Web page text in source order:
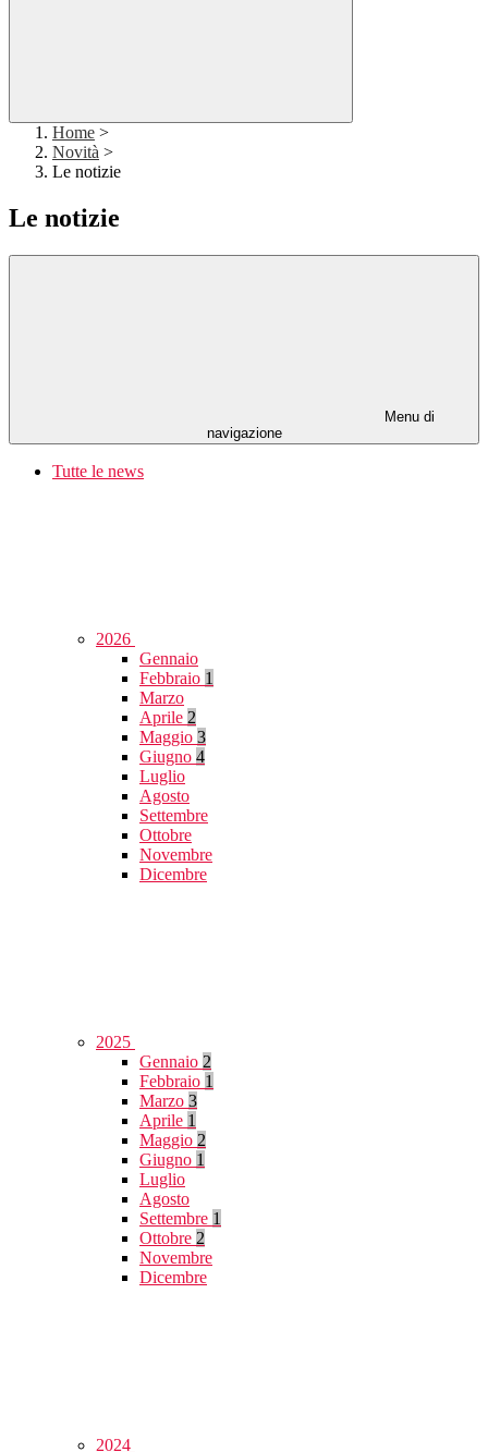
Home >
Novità >
Le notizie
Le notizie
Menu di
navigazione
Tutte le news
2026
Gennaio
Febbraio 1
Marzo
Aprile 2
Maggio 3
Giugno 4
Luglio
Agosto
Settembre
Ottobre
Novembre
Dicembre
2025
Gennaio 2
Febbraio 1
Marzo 3
Aprile 1
Maggio 2
Giugno 1
Luglio
Agosto
Settembre 1
Ottobre 2
Novembre
Dicembre
2024